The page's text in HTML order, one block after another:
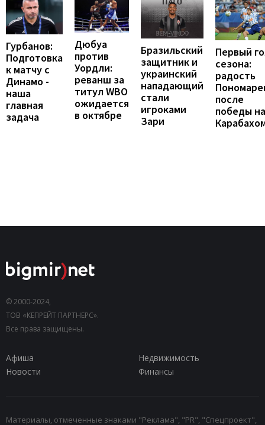
Гурбанов:
Подготовка
к матчу с
Динамо -
наша
главная
задача
Дюбуа
против
Уордли:
реванш за
титул WBO
ожидается
в октябре
Бразильский
защитник и
украинский
нападающий
стали
игроками
Зари
Первый
сезона:
радость
после
победы
© 2000-2024,
ТОВ «КЕПРЕЙТ ПАРТНЕРС».
Все права защищены.
Афиша
Недвижимость
Новости
Финансы
Материалы, отмеченные знаками "Реклама", "PR", "Спецпроект",